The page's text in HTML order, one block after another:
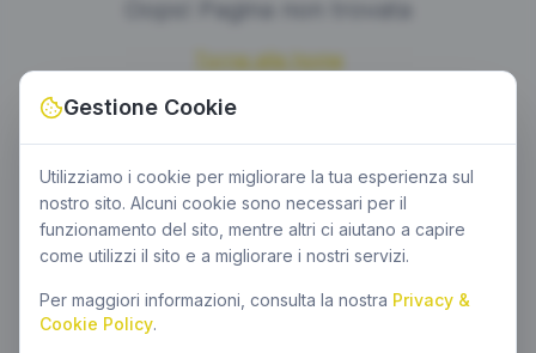
Gestione Cookie
Utilizziamo i cookie per migliorare la tua esperienza sul
nostro sito. Alcuni cookie sono necessari per il
funzionamento del sito, mentre altri ci aiutano a capire
come utilizzi il sito e a migliorare i nostri servizi.
Per maggiori informazioni, consulta la nostra Privacy &
Cookie Policy.
Torna alla home